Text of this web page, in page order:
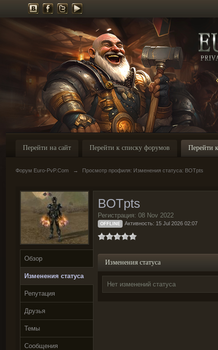
Перейти на сайт Перейти к списку форумов Перейти
Форум Euro-PvP.Com → Просмотр профиля: Изменения статуса: BOTpts
Обзор
Изменения статуса
Репутация
Друзья
Темы
Сообщения
BOTpts
Регистрация: 08 Nov 2022
OFFLINE Активность: 15 Jul 2026 02:07
Изменения статуса
Нет изменений статуса